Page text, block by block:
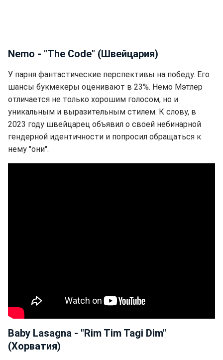
Nemo - "The Code" (Швейцария)
У парня фантастические перспективы на победу. Его
шансы букмекеры оценивают в 23%. Немо Мэтлер
отличается не только хорошим голосом, но и
уникальным и выразительным стилем. К слову, в
2023 году швейцарец объявил о своей небинарной
гендерной идентичности и попросил обращаться к
нему "они".
Baby Lasagna - "Rim Tim Tagi Dim"
(Хорватия)